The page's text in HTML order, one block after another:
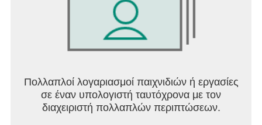
Πολλαπλοί λογαριασμοί παιχνιδιών ή εργασίες
σε έναν υπολογιστή ταυτόχρονα με τον
διαχειριστή πολλαπλών περιπτώσεων.